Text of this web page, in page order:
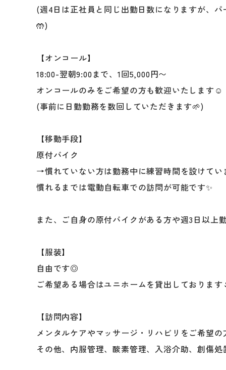
(週4日は正社員と同じ出勤日数になりますが、
🤲)
【オンコール】
18:00-翌朝9:00まで、1回5,000円〜
オンコールのみをご希望の方も歓迎いたします☺️
(事前に日勤勤務を数回していただきます🌱)
【移動手段】
原付バイク
→慣れていない方は勤務中に練習時間を設けてい
慣れるまでは電動自転車での訪問が可能です✨
また、ご自身の原付バイクがある方や週3日以上
【服装】
自由です◎
ご希望ある場合はユニホームを貸出しております
【訪問内容】
メンタルケアやマッサージ・リハビリをご希望
その他、内服管理、酸素管理、入浴介助、創傷